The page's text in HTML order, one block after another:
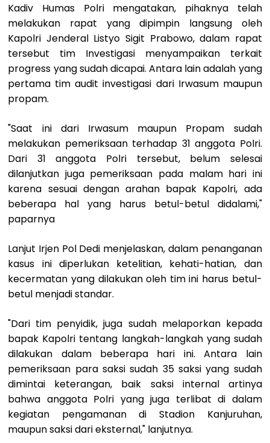
Kadiv Humas Polri mengatakan, pihaknya telah
melakukan rapat yang dipimpin langsung oleh
Kapolri Jenderal Listyo Sigit Prabowo, dalam rapat
tersebut tim Investigasi menyampaikan terkait
progress yang sudah dicapai. Antara lain adalah yang
pertama tim audit investigasi dari Irwasum maupun
propam.
"Saat ini dari Irwasum maupun Propam sudah
melakukan pemeriksaan terhadap 31 anggota Polri.
Dari 31 anggota Polri tersebut, belum selesai
dilanjutkan juga pemeriksaan pada malam hari ini
karena sesuai dengan arahan bapak Kapolri, ada
beberapa hal yang harus betul-betul didalami,"
paparnya
Lanjut Irjen Pol Dedi menjelaskan, dalam penanganan
kasus ini diperlukan ketelitian, kehati-hatian, dan
kecermatan yang dilakukan oleh tim ini harus betul-
betul menjadi standar.
"Dari tim penyidik, juga sudah melaporkan kepada
bapak Kapolri tentang langkah-langkah yang sudah
dilakukan dalam beberapa hari ini. Antara lain
pemeriksaan para saksi sudah 35 saksi yang sudah
dimintai keterangan, baik saksi internal artinya
bahwa anggota Polri yang juga terlibat di dalam
kegiatan pengamanan di Stadion Kanjuruhan,
maupun saksi dari eksternal," lanjutnya.